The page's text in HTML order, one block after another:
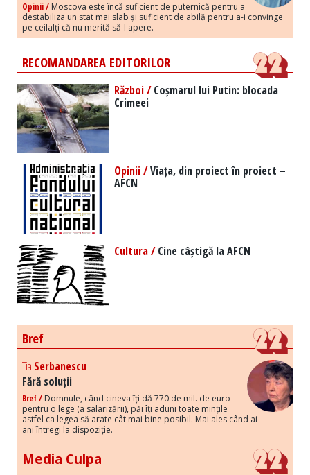
Opinii / Moscova este încă suficient de puternică pentru a
destabiliza un stat mai slab și suficient de abilă pentru a-i convinge
pe ceilalți că nu merită să-l apere.
RECOMANDAREA EDITORILOR
Război /Coșmarul lui Putin: blocada
Crimeei
Opinii /Viața, din proiect în proiect –
AFCN
Cultura /Cine câștigă la AFCN
Bref
Tia Serbanescu
Fără soluții
Bref / Domnule, când cineva îți dă 770 de mil. de euro
pentru o lege (a salarizării), păi îți aduni toate mințile
astfel ca legea să arate cât mai bine posibil. Mai ales când ai
ani întregi la dispoziție.
Media Culpa